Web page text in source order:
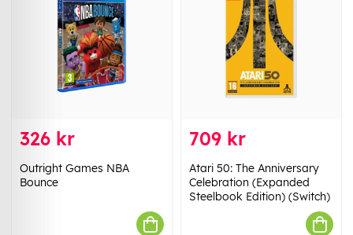
326 kr
Outright Games NBA
Bounce
709 kr
Atari 50: The Anniversary
Celebration (Expanded
Steelbook Edition) (Switch)